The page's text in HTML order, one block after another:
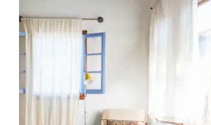
るか、画面をタッチまたはスワイプして検索